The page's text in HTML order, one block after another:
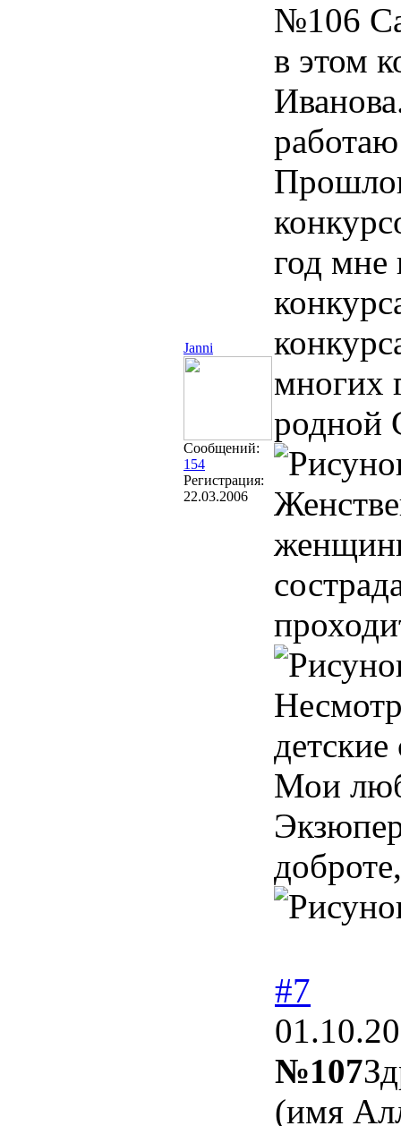
Janni
Сообщений:
154
Регистрация:
22.03.2006
№106
в этом
год мне
многих
родной
Мои
#7
№107
(имя